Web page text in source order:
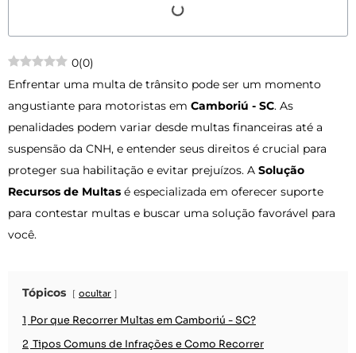
0(0)
Enfrentar uma multa de trânsito pode ser um momento
angustiante para motoristas em Camboriú - SC. As
penalidades podem variar desde multas financeiras até a
suspensão da CNH, e entender seus direitos é crucial para
proteger sua habilitação e evitar prejuízos. A Solução
Recursos de Multas é especializada em oferecer suporte
para contestar multas e buscar uma solução favorável para
você.
Tópicos ocultar
1 Por que Recorrer Multas em Camboriú - SC?
2 Tipos Comuns de Infrações e Como Recorrer